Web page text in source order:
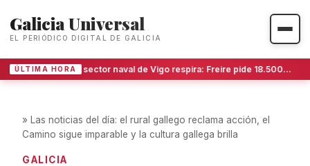
Galicia Universal
EL PERIÓDICO DIGITAL DE GALICIA
ÚLTIMA HORA El sector naval de Vigo respira: Freire pide 18.500 metros más en San Gregorio ante la avalancha de trabajo
» Las noticias del día: el rural gallego reclama acción, el
Camino sigue imparable y la cultura gallega brilla
GALICIA